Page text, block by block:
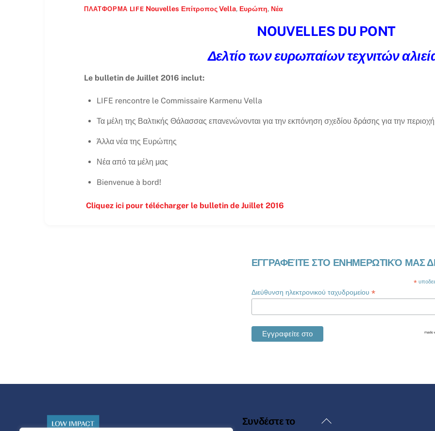
ΠΛΑΤΦΌΡΜΑ LIFE Nouvelles Επίτροπος Vella, Ευρώπη, Νέα
NOUVELLES DU PONT
Δελτίο των ευρωπαίων τεχνιτών
Le bulletin de Juillet 2016 inclut:
LIFE rencontre le Commissaire Karmenu Vella
Τα μέλη της Βαλτικής Θάλασσας επανενώνονται για την εκπόνηση σχεδίου δράσης για την περιοχή
Άλλα νέα της Ευρώπης
Νέα από τα μέλη μας
Bienvenue à bord!
Cliquez ici pour télécharger le bulletin de Juillet 2016
ΕΓΓΡΑΦΕΊΤΕ ΣΤΟ ΕΝΗΜΕΡΩΤΙΚΌ ΜΑΣ
*
Διεύθυνση ηλεκτρονικού ταχυδρομείου *
Επιστροφή
Συνδέστε το